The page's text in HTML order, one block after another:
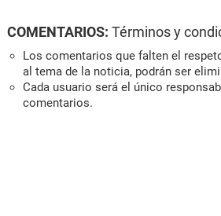
COMENTARIOS: Términos y
Los comentarios que falten el
al tema de la noticia, podrán ser
Cada usuario será el único
comentarios.